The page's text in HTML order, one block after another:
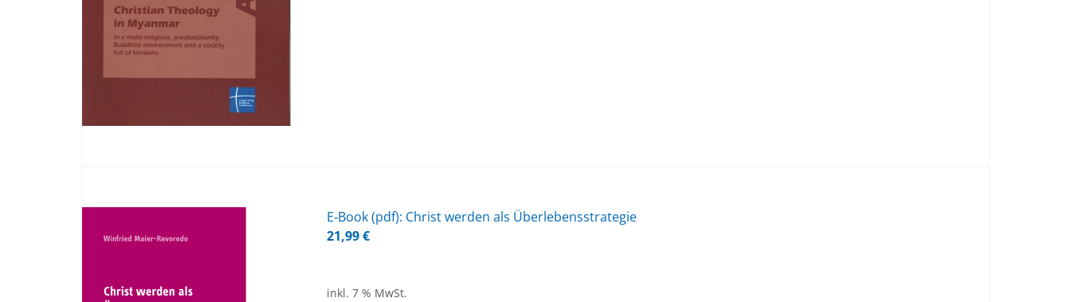
E‑Book (pdf): Christ wer­den als Über­le­bens­stra­te­gie
21,99€
inkl. 7 % MwSt.